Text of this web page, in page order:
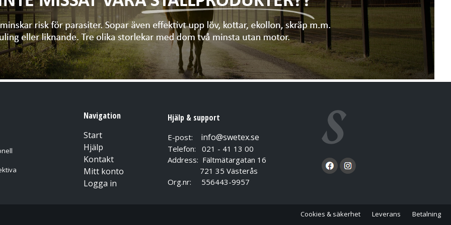
Navigation
Start
Hjälp
Kontakt
Mitt konto
Logga in
Hjälp & support
E-post: info@swetex.se
Telefon: 021 - 41 13 00
Address: Fältmätargatan 16
721 35 Västerås
Org.nr: 556443-9957
Cookies & säkerhet Leverans Betalning